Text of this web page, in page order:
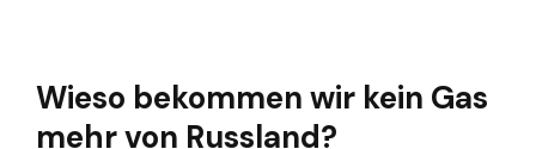
Wieso bekommen wir kein Gas
mehr von Russland?